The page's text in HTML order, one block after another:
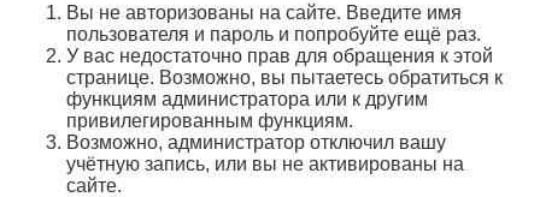
полгода
Оплатить
Вы не авторизованы на сайте. Введите имя
пользователя и пароль и попробуйте ещё раз.
У вас недостаточно прав для обращения к этой
странице. Возможно, вы пытаетесь обратиться к
функциям администратора или к другим
привилегированным функциям.
Возможно, администратор отключил вашу
учётную запись, или вы не активированы на
сайте.